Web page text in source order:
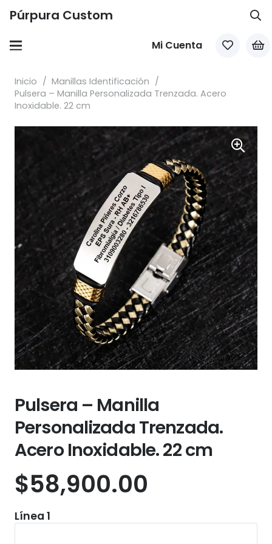
Púrpura Custom
Mi Cuenta
Inicio / Manillas Identificación /
Pulsera – Manilla Personalizada Trenzada. Acero
Inoxidable. 22 cm
Pulsera – Manilla
Personalizada Trenzada.
Acero Inoxidable. 22 cm
$58,900.00
Línea 1